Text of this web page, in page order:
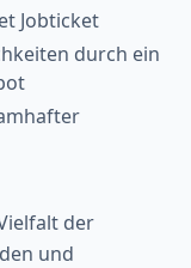
Jobticket
durch ein
der
und